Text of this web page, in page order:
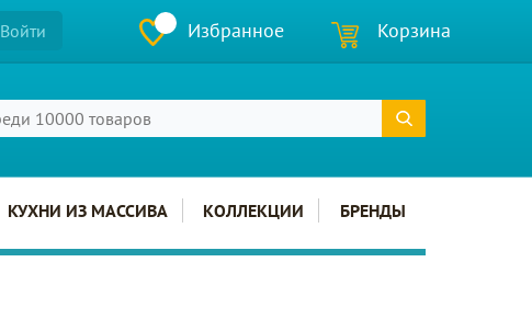
Войти Избранное Корзина
КУХНИ ИЗ МАССИВА КОЛЛЕКЦИИ БРЕНДЫ